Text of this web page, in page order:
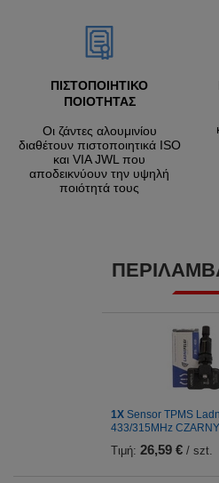
ΠΙΣΤΟΠΟΙΗΤΙΚΟ
ΠΟΙΟΤΗΤΑΣ
Οι ζάντες αλουμινίου
διαθέτουν πιστοποιητικά ISO
και VIA JWL που
αποδεικνύουν την υψηλή
ποιότητά τους
1Χ Sensor TPMS
433/315MHz CZARNY
Τιμή: 26,59 €/ szt.